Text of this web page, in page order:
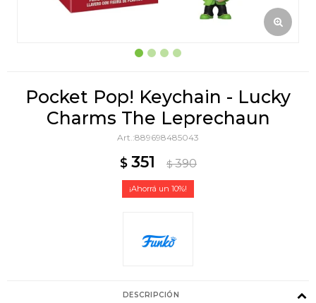
Pocket Pop! Keychain - Lucky
Charms The Leprechaun
889698485043
$ 351 $ 390
10
DESCRIPCIÓN